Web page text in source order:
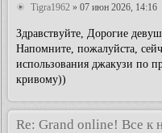
Tigra1962 » 07 июн 2026, 14:16
Здравствуйте, Дорогие
Напомните, пожалуйста,
использования джакузи по
кривому))
Re: Grand online! Все к